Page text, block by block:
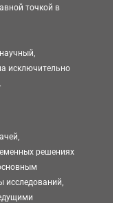
точкой в
исключительно
решениях
исследований,